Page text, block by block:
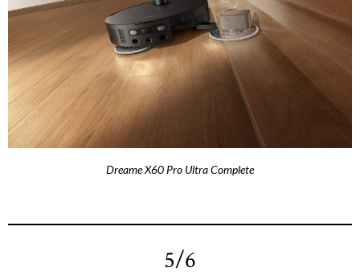
Dreame X60 Pro Ultra Complete
5/6